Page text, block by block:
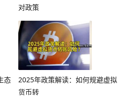
对政策
态
2025年政策解读：如何规避虚拟
货币转